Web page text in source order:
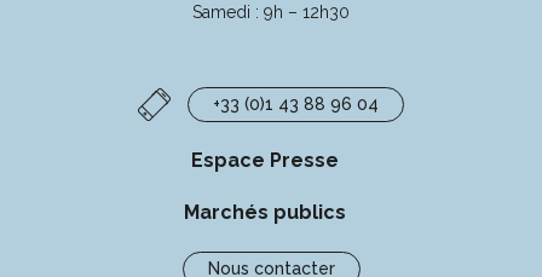
Samedi : 9h – 12h30
+33 (0)1 43 88 96 04
Espace Presse
Marchés publics
Nous contacter